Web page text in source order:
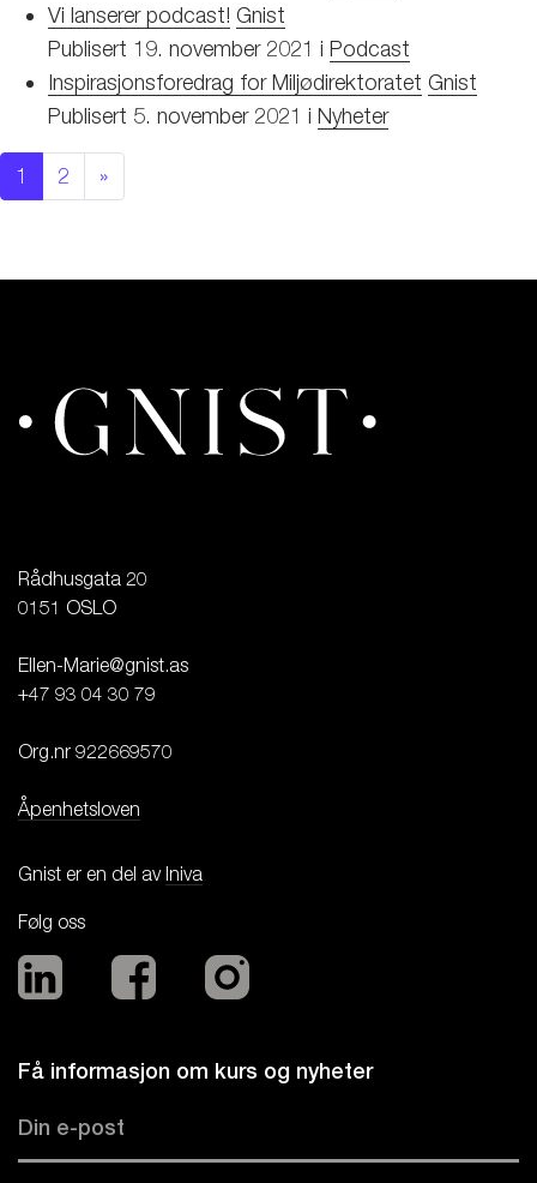
Vi lanserer podcast! Gnist
Publisert 19. november 2021 i Podcast
Inspirasjonsforedrag for Miljødirektoratet Gnist
Publisert 5. november 2021 i Nyheter
1 2 »
Rådhusgata 20
0151 OSLO
Ellen-Marie@gnist.as
+47 93 04 30 79
Org.nr 922669570
Åpenhetsloven
Gnist er en del avIniva
Følg oss
Få informasjon om kurs og nyheter